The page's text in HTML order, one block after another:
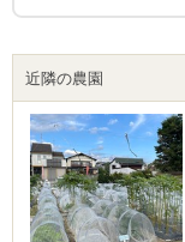
近隣の農園